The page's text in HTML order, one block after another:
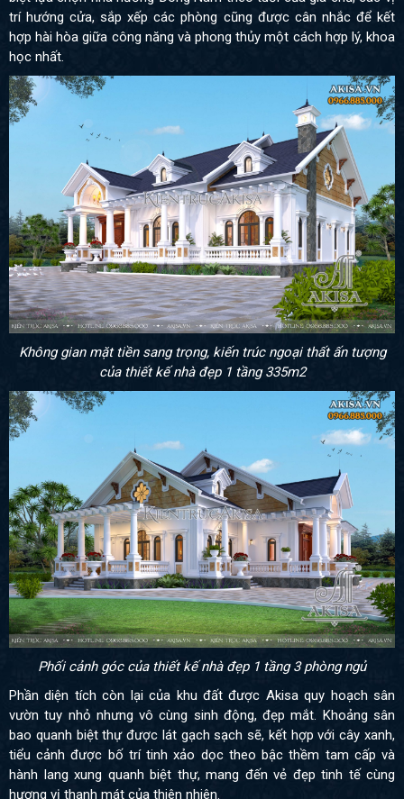
trí hướng cửa, sắp xếp các phòng cũng được cân nhắc để kết
hợp hài hòa giữa công năng và phong thủy một cách hợp lý, khoa
học nhất.
Không gian mặt tiền sang trọng, kiến trúc ngoại thất ấn tượng
của thiết kế nhà đẹp 1 tầng 335m2
Phối cảnh góc của thiết kế nhà đẹp 1 tầng 3 phòng ngủ
Phần diện tích còn lại của khu đất được Akisa quy hoạch sân
vườn tuy nhỏ nhưng vô cùng sinh động, đẹp mắt. Khoảng sân
bao quanh biệt thự được lát gạch sạch sẽ, kết hợp với cây xanh,
tiểu cảnh được bố trí tinh xảo dọc theo bậc thềm tam cấp và
hành lang xung quanh biệt thự, mang đến vẻ đẹp tinh tế cùng
hương vị thanh mát của thiên nhiên.